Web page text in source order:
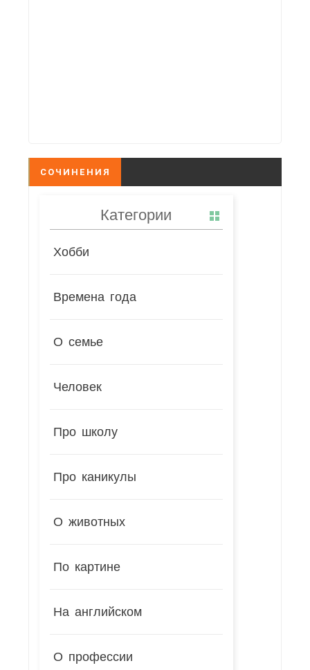
СОЧИНЕНИЯ
Категории
Хобби
Времена года
О семье
Человек
Про школу
Про каникулы
О животных
По картине
На английском
О профессии